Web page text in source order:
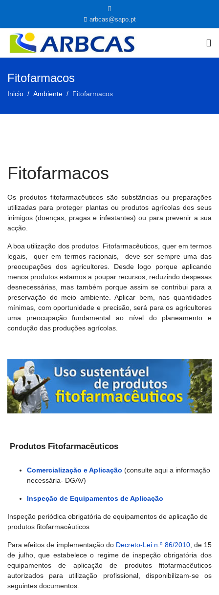
arbcas@sapo.pt
Fitofarmacos
Inicio Ambiente Fitofarmacos
Fitofarmacos
Os produtos fitofarmacêuticos são substâncias ou preparações
utilizadas para proteger plantas ou produtos agrícolas dos seus
inimigos (doenças, pragas e infestantes) ou para prevenir a sua
acção.
A boa utilização dos produtos Fitofarmacêuticos, quer em termos
legais, quer em termos racionais, deve ser sempre uma das
preocupações dos agricultores. Desde logo porque aplicando
menos produtos estamos a poupar recursos, reduzindo despesas
desnecessárias, mas também porque assim se contribui para a
preservação do meio ambiente. Aplicar bem, nas quantidades
mínimas, com oportunidade e precisão, será para os agricultores
uma preocupação fundamental ao nível do planeamento e
condução das produções agrícolas.
Produtos Fitofarmacêuticos
Comercialização e Aplicação (consulte aqui a informação
necessária- DGAV)
Inspeção de Equipamentos de Aplicação
Inspeção periódica obrigatória de equipamentos de aplicação de
produtos fitofarmacêuticos
Para efeitos de implementação do Decreto-Lei n.º 86/2010, de 15
de julho, que estabelece o regime de inspeção obrigatória dos
equipamentos de aplicação de produtos fitofarmacêuticos
autorizados para utilização profissional, disponibilizam-se os
seguintes documentos: